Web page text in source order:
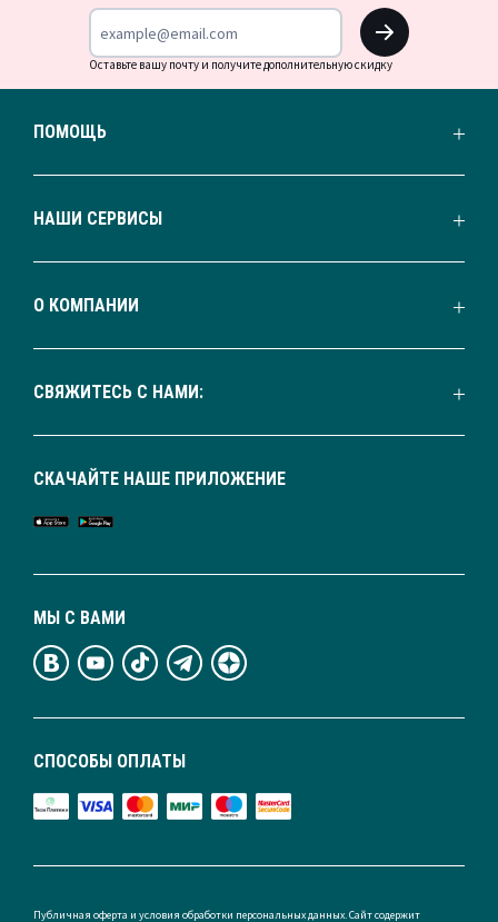
OK
Оставьте вашу почту и получите дополнительную скидку
ПОМОЩЬ
НАШИ СЕРВИСЫ
О КОМПАНИИ
СВЯЖИТЕСЬ С НАМИ:
СПОСОБЫ ОПЛАТЫ
МЫ С ВАМИ
СКАЧАЙТЕ НАШЕ ПРИЛОЖЕНИЕ
Публичная оферта и условия обработки персональных данных. Сайт содержит